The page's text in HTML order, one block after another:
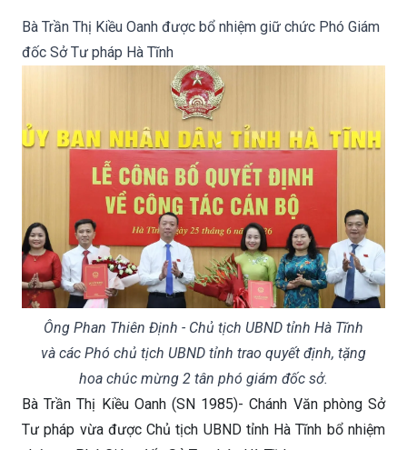
Bà Trần Thị Kiều Oanh được bổ nhiệm giữ chức Phó Giám
đốc Sở Tư pháp Hà Tĩnh
Ông Phan Thiên Định - Chủ tịch UBND tỉnh Hà Tĩnh
và các Phó chủ tịch UBND tỉnh trao quyết định, tặng
hoa chúc mừng 2 tân phó giám đốc sở.
Bà Trần Thị Kiều Oanh (SN 1985)- Chánh Văn phòng Sở
Tư pháp vừa được Chủ tịch UBND tỉnh Hà Tĩnh bổ nhiệm